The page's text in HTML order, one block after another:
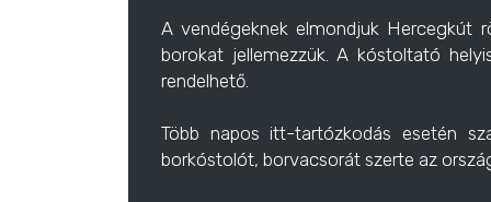
A vendégeknek elmondjuk Hercegkút
borokat jellemezzük. A kóstoltató
rendelhető.
Több napos itt-tartózkodás esetén
borkóstolót, borvacsorát szerte az